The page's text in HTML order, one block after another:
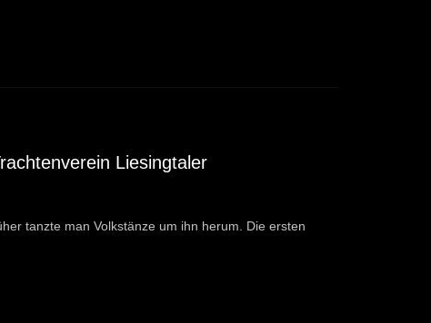
Liesingtaler
tanzte man Volkstänze um ihn herum. Die ersten